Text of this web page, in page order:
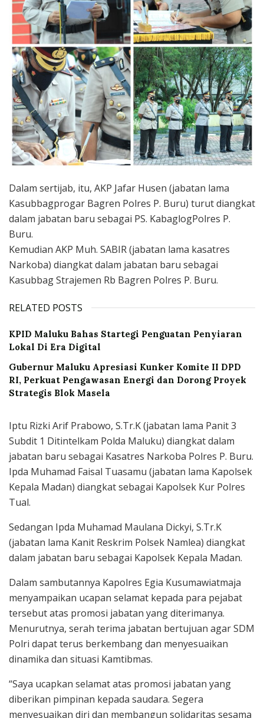
Dalam sertijab, itu, AKP Jafar Husen (jabatan lama
Kasubbagprogar Bagren Polres P. Buru) turut diangkat
dalam jabatan baru sebagai PS. KabaglogPolres P.
Buru.
Kemudian AKP Muh. SABIR (jabatan lama kasatres
Narkoba) diangkat dalam jabatan baru sebagai
Kasubbag Strajemen Rb Bagren Polres P. Buru.
RELATED POSTS
KPID Maluku Bahas Startegi Penguatan Penyiaran
Lokal Di Era Digital
Gubernur Maluku Apresiasi Kunker Komite II DPD
RI, Perkuat Pengawasan Energi dan Dorong Proyek
Strategis Blok Masela
Iptu Rizki Arif Prabowo, S.Tr.K (jabatan lama Panit 3
Subdit 1 Ditintelkam Polda Maluku) diangkat dalam
jabatan baru sebagai Kasatres Narkoba Polres P. Buru.
Ipda Muhamad Faisal Tuasamu (jabatan lama Kapolsek
Kepala Madan) diangkat sebagai Kapolsek Kur Polres
Tual.
Sedangan Ipda Muhamad Maulana Dickyi, S.Tr.K
(jabatan lama Kanit Reskrim Polsek Namlea) diangkat
dalam jabatan baru sebagai Kapolsek Kepala Madan.
Dalam sambutannya Kapolres Egia Kusumawiatmaja
menyampaikan ucapan selamat kepada para pejabat
tersebut atas promosi jabatan yang diterimanya.
Menurutnya, serah terima jabatan bertujuan agar SDM
Polri dapat terus berkembang dan menyesuaikan
dinamika dan situasi Kamtibmas.
“Saya ucapkan selamat atas promosi jabatan yang
diberikan pimpinan kepada saudara. Segera
menyesuaikan diri dan membangun solidaritas sesama